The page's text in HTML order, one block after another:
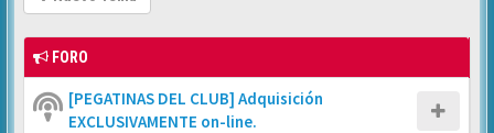
FORO
[PEGATINAS DEL CLUB] Adquisición
EXCLUSIVAMENTE on-line.